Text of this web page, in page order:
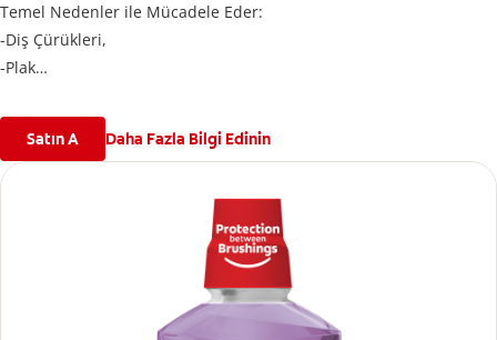
Temel Nedenler ile Mücadele Eder:
-Diş Çürükleri,
-Plak
-Tartar Birikimi
-Lekeler
Satın A Daha Fazla Bilgi Edinin